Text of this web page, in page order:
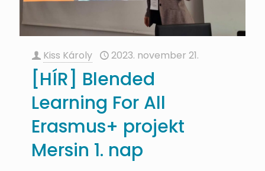
Kiss Károly 2023. november 21.
[HÍR] Blended
Learning For All
Erasmus+ projekt
Mersin 1. nap